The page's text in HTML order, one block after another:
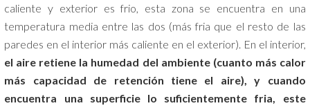
caliente y exterior es frio, esta zona se encuentra en una
temperatura media entre las dos (más fria que el resto de las
paredes en el interior más caliente en el exterior). En el interior,
el aire retiene la humedad del ambiente (cuanto más calor
más capacidad de retención tiene el aire), y cuando
encuentra una superficie lo suficientemente fria, este